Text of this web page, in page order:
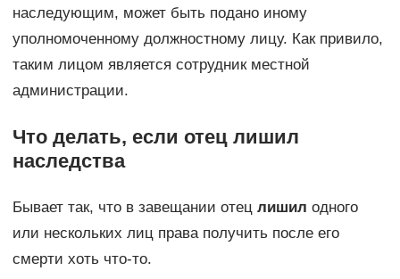
наследующим, может быть подано иному
уполномоченному должностному лицу. Как привило,
таким лицом является сотрудник местной
администрации.
Что делать, если отец лишил
наследства
Бывает так, что в завещании отец лишил одного
или нескольких лиц права получить после его
смерти хоть что-то.